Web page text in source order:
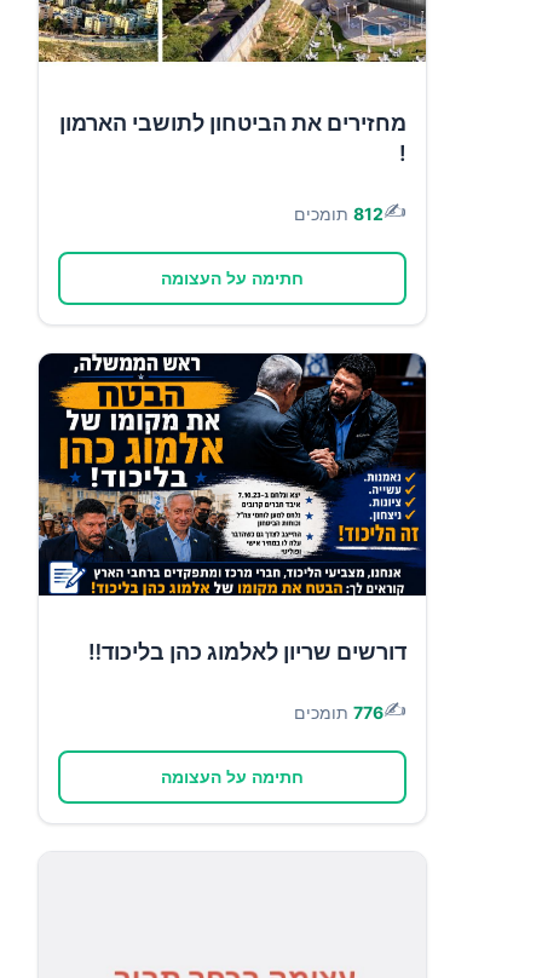
מחזירים את הביטחון לתושבי הארמון
!
✍️
812 תומכים
חתימה על העצומה
דורשים שריון לאלמוג כהן בליכוד‼️
✍️
776 תומכים
חתימה על העצומה